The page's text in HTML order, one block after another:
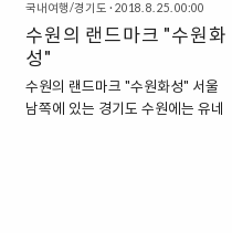
로 사용된 곳이었답니다. "과거 군
사들을 지휘하던 팔달산 정상의 서
장대" 팔달산 북쪽 끝자락에는 "서
장대"와 "서노대"가 있습니다. 우선
서장대는 주변 동태를 감시하고 화
성 내 군사들을 지휘할 수 있는 목적
국내여행/경기도 · 2018. 8. 25. 00:00
수원의 랜드마크 "수원화
성"
수원의 랜드마크 "수원화성" 서울
남쪽에 있는 경기도 수원에는 유네